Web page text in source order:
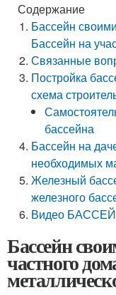
Содержание
Бассейн
Бассейн на
Связанные
Постройка
схема
бассейна
Бассейн на
необходимых
Железный
железного
Видео
Бассейн
частного